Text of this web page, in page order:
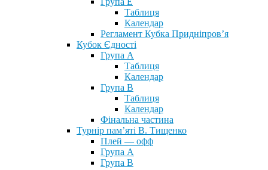
Таблиця
Календар
Регламент Кубка Придніпров’я
Кубок Єдності
Група А
Таблиця
Календар
Група В
Таблиця
Календар
Фінальна частина
Турнір пам’яті В. Тищенко
Плей — офф
Група А
Група B